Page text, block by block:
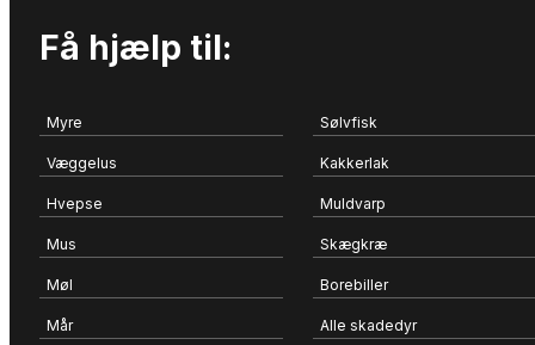
Få hjælp til:
Myre Sølvfisk
Væggelus Kakkerlak
Hvepse Muldvarp
Mus Skægkræ
Møl Borebiller
Mår Alle skadedyr